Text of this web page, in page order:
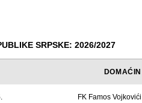
SRPSKE: 2026/2027
DOMAĆIN
FK Famos Vojkovići